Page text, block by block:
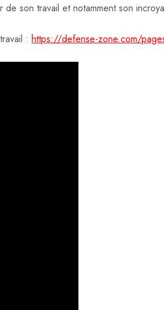
son travail et notamment son
:https://defense-zone.com/